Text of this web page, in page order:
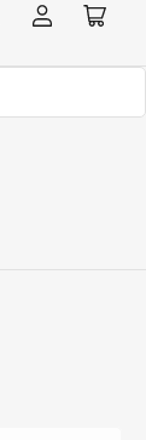
AccediApri
mini